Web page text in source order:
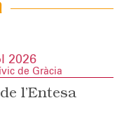
2026
de Gràcia
l’Entesa